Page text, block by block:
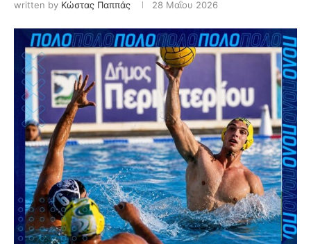
written by Κώστας Παππάς 28 Μαΐου 2026